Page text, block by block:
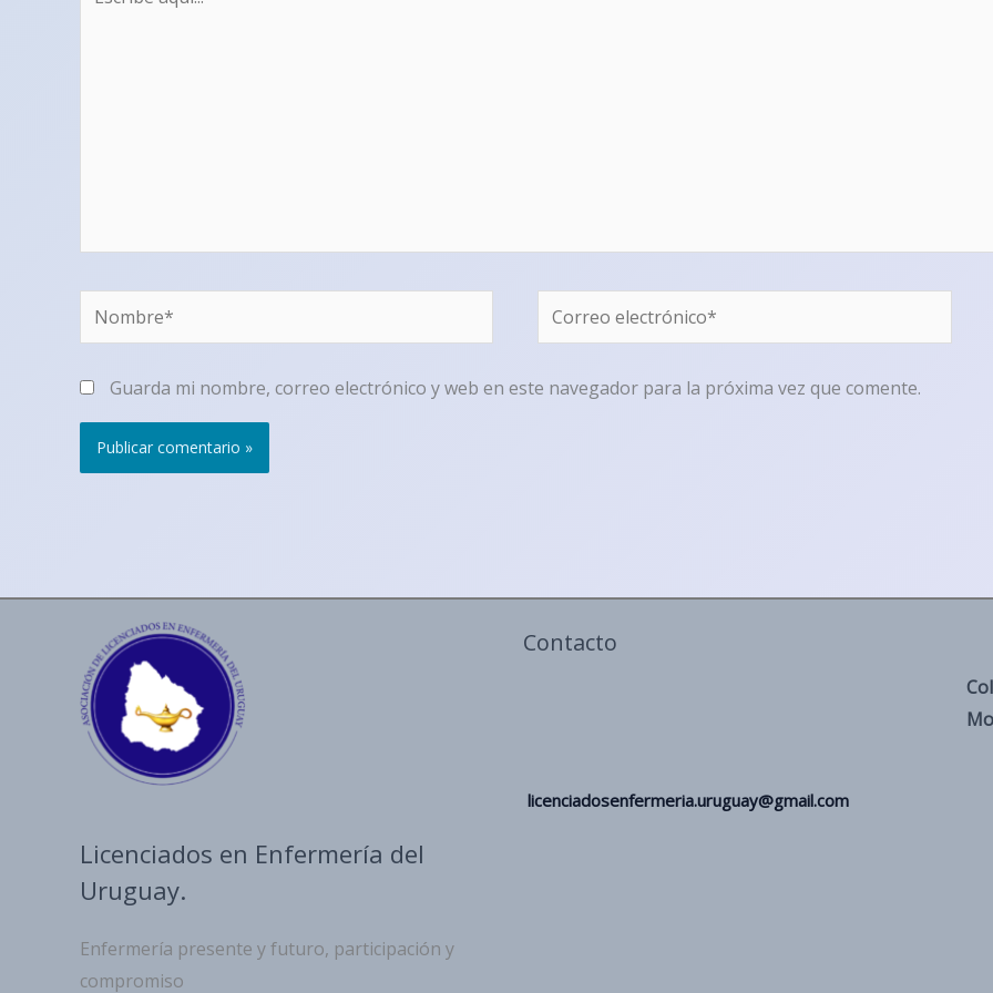
Nombre*
Correo
electrónico*
Guarda mi nombre, correo electrónico y web en este navegador para la próxima vez que comente.
Licenciados en Enfermería del
Uruguay.
Enfermería presente y futuro, participación y
compromiso
Contacto
licenciadosenfermeria.uruguay@gmail.com